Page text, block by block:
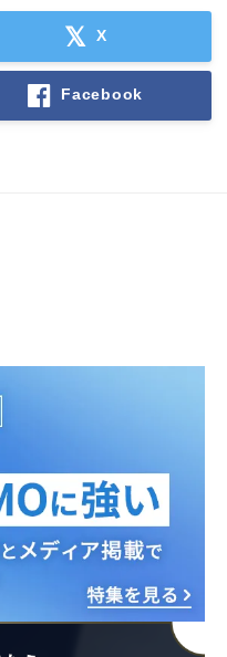
X
Facebook